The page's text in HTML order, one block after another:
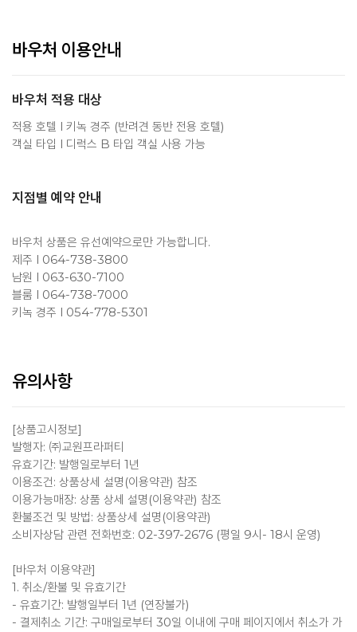
바우처 이용안내
바우처 적용 대상
적용 호텔 l 키녹 경주 (반려견 동반 전용 호텔)
객실 타입 l 디럭스 B 타입 객실 사용 가능
지점별 예약 안내
바우처 상품은 유선예약으로만 가능합니다.
제주 l 064-738-3800
남원 l 063-630-7100
블룸 l 064-738-7000
키녹 경주 l 054-778-5301
유의사항
[상품고시정보]
발행자: ㈜교원프라퍼티
유효기간: 발행일로부터 1년
이용조건: 상품상세 설명(이용약관) 참조
이용가능매장: 상품 상세 설명(이용약관) 참조
환불조건 및 방법: 상품상세 설명(이용약관)
소비자상담 관련 전화번호: 02-397-2676 (평일 9시- 18시 운영)
[바우처 이용약관]
1. 취소/환불 및 유효기간
- 유효기간: 발행일부터 1년 (연장불가)
- 결제취소 기간: 구매일로부터 30일 이내에 구매 페이지에서 취소가 가